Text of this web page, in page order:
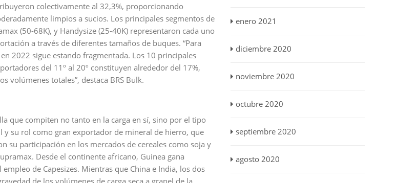
colectivamente al 32,3%, proporcionando
limpios a sucios. Los principales segmentos de
(50-68K), y Handysize (25-40K) representaron cada uno
a través de diferentes tamaños de buques. “Para
2022 sigue estando fragmentada. Los 10 principales
del 11º al 20º constituyen alrededor del 17%,
volúmenes totales”, destaca BRS Bulk.
que compiten no tanto en la carga en sí, sino por el tipo
y su rol como gran exportador de mineral de hierro, que
su participación en los mercados de cereales como soja y
Desde el continente africano, Guinea gana
de Capesizes. Mientras que China e India, los dos
de los volúmenes de carga seca a granel de la
enero 2021
diciembre 2020
noviembre 2020
octubre 2020
septiembre 2020
agosto 2020